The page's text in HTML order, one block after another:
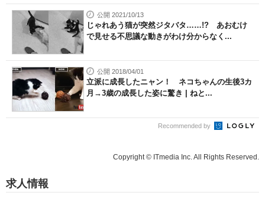
公開 2021/10/13
じゃれあう猫が突然ジタバタ……!? あおむけ
で見せる不思議な動きがわけ分からなく...
公開 2018/04/01
立派に成長したニャン！ ネコちゃんの生後3カ
月→3歳の成長した姿に驚き | ねと...
Recommended by
Copyright © ITmedia Inc. All Rights Reserved.
求人情報